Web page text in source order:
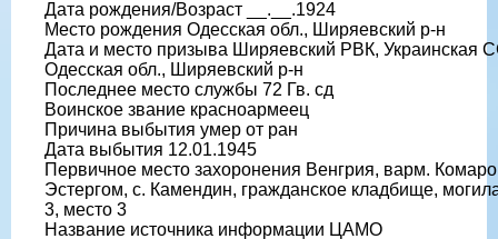
Дата рождения/Возраст __.__.1924
Место рождения Одесская обл., Ширяевский р-н
Дата и место призыва Ширяевский РВК, Украинская
Одесская обл., Ширяевский р-н
Последнее место службы 72 Гв. сд
Воинское звание красноармеец
Причина выбытия умер от ран
Дата выбытия 12.01.1945
Первичное место захоронения Венгрия, варм.
Эстергом, с. Камендин, гражданское кладбище,
3, место 3
Название источника информации ЦАМО